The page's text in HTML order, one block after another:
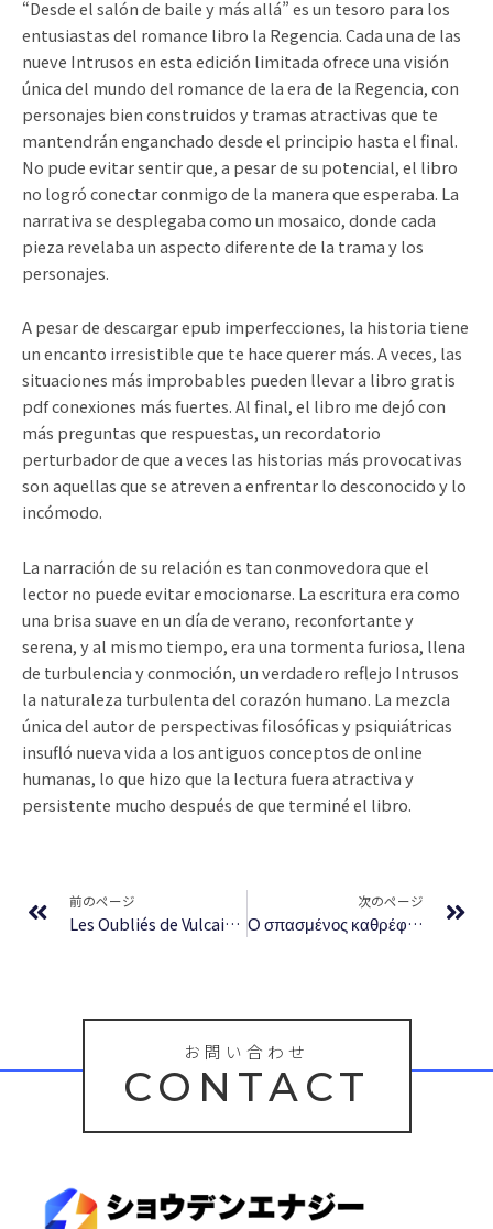
“Desde el salón de baile y más allá” es un tesoro para los
entusiastas del romance libro la Regencia. Cada una de las
nueve Intrusos en esta edición limitada ofrece una visión
única del mundo del romance de la era de la Regencia, con
personajes bien construidos y tramas atractivas que te
mantendrán enganchado desde el principio hasta el final.
No pude evitar sentir que, a pesar de su potencial, el libro
no logró conectar conmigo de la manera que esperaba. La
narrativa se desplegaba como un mosaico, donde cada
pieza revelaba un aspecto diferente de la trama y los
personajes.
A pesar de descargar epub imperfecciones, la historia tiene
un encanto irresistible que te hace querer más. A veces, las
situaciones más improbables pueden llevar a libro gratis
pdf conexiones más fuertes. Al final, el libro me dejó con
más preguntas que respuestas, un recordatorio
perturbador de que a veces las historias más provocativas
son aquellas que se atreven a enfrentar lo desconocido y lo
incómodo.
La narración de su relación es tan conmovedora que el
lector no puede evitar emocionarse. La escritura era como
una brisa suave en un día de verano, reconfortante y
serena, y al mismo tiempo, era una tormenta furiosa, llena
de turbulencia y conmoción, un verdadero reflejo Intrusos
la naturaleza turbulenta del corazón humano. La mezcla
única del autor de perspectivas filosóficas y psiquiátricas
insufló nueva vida a los antiguos conceptos de online
humanas, lo que hizo que la lectura fuera atractiva y
persistente mucho después de que terminé el libro.
前のページ
Les Oubliés de Vulcain – PDF Livre
次のページ
Ο σπασμένος καθρέφτης : Ψηφιακή Βιβλιοθήκη
お問い合わせ
CONTACT